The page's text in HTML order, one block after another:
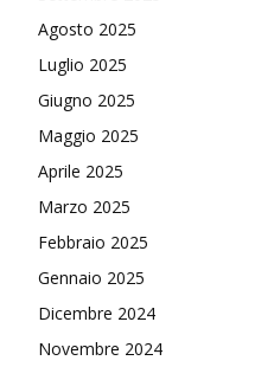
Agosto 2025
Luglio 2025
Giugno 2025
Maggio 2025
Aprile 2025
Marzo 2025
Febbraio 2025
Gennaio 2025
Dicembre 2024
Novembre 2024